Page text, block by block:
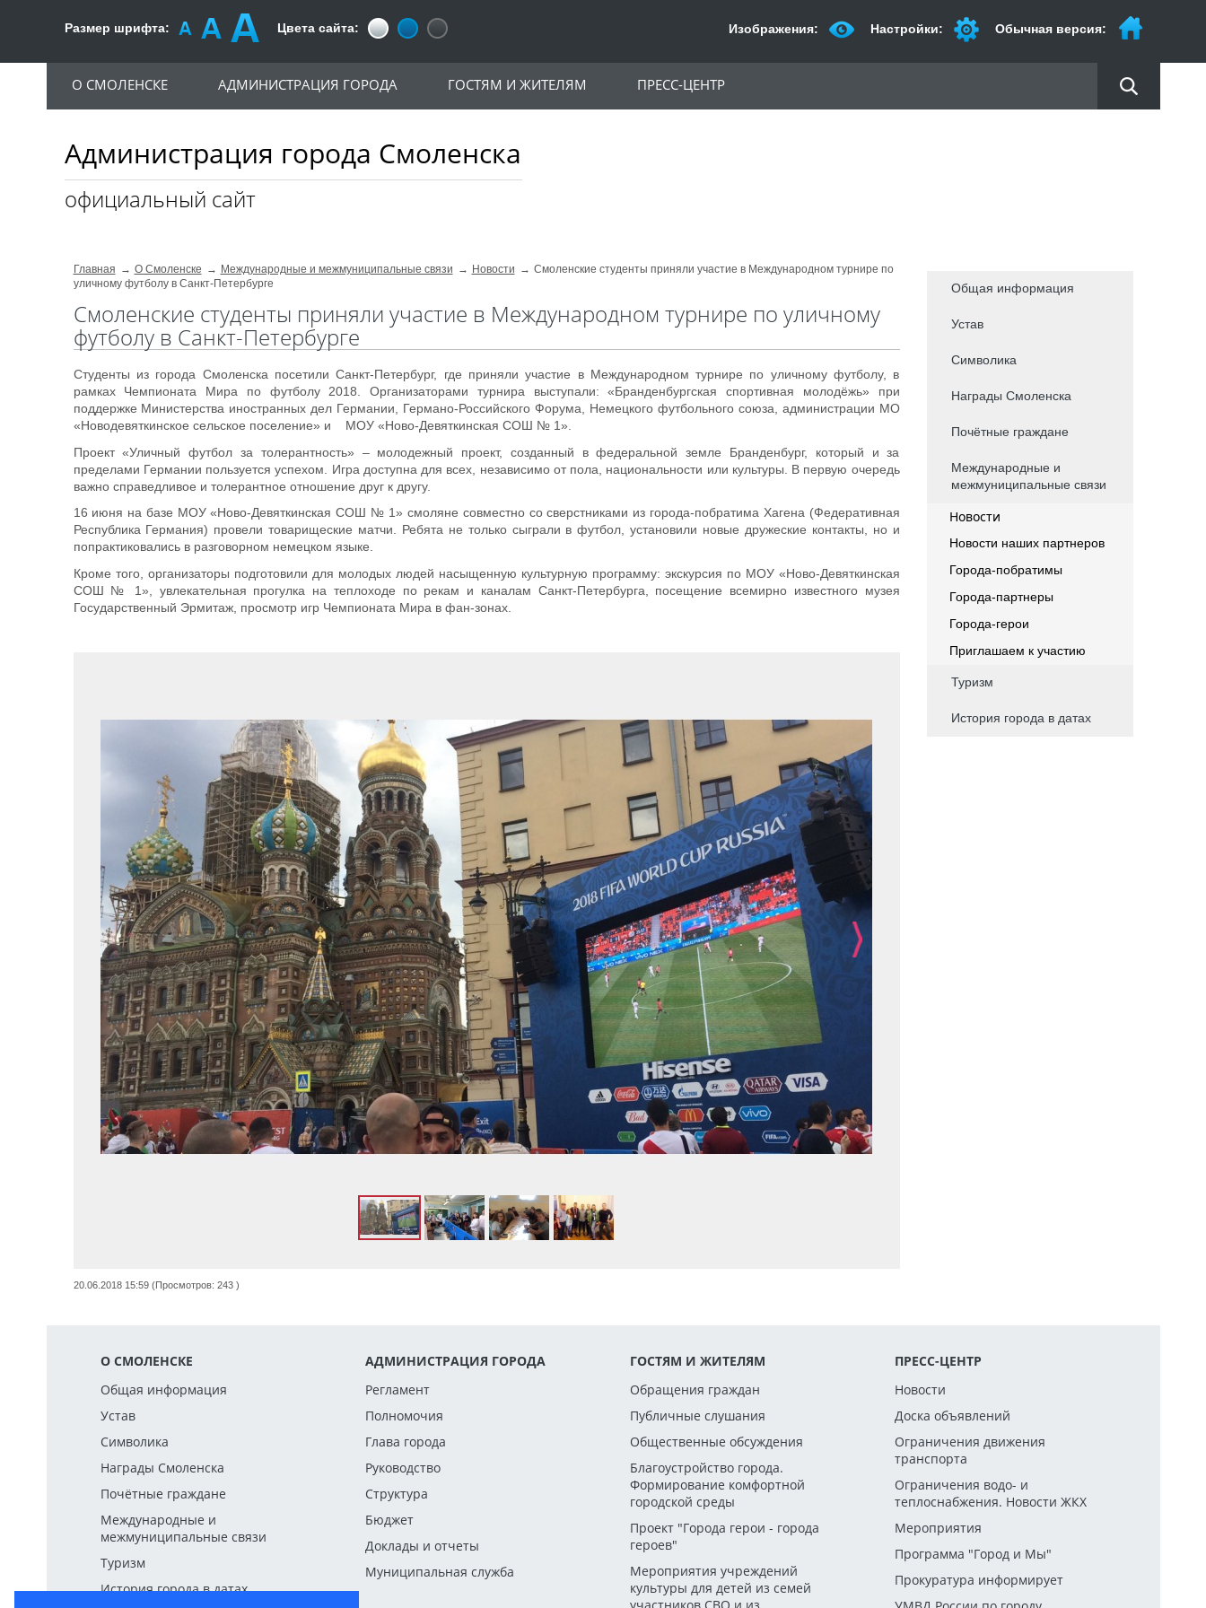
Размер шрифта: Цвета сайта: Изображения: Настройки: Обычная версия:
Администрация города Смоленска
официальный сайт
О СМОЛЕНСКЕ АДМИНИСТРАЦИЯ ГОРОДА ГОСТЯМ И ЖИТЕЛЯМ ПРЕСС-ЦЕНТР
Главная О Смоленске Международные и межмуниципальные связи Новости
Смоленские студенты приняли участие в Международном турнире по
уличному футболу в Санкт-Петербурге
Смоленские студенты приняли участие в Международном турнире по уличному
футболу в Санкт-Петербурге
Студенты из города Смоленска посетили Санкт-Петербург, где приняли участие в Международном турнире по уличному футболу, в
рамках Чемпионата Мира по футболу 2018. Организаторами турнира выступали: «Бранденбургская спортивная молодёжь» при
поддержке Министерства иностранных дел Германии, Германо-Российского Форума, Немецкого футбольного союза, администрации МО
«Новодевяткинское сельское поселение» и МОУ «Ново-Девяткинская СОШ № 1».
Проект «Уличный футбол за толерантность» – молодежный проект, созданный в федеральной земле Бранденбург, который и за
пределами Германии пользуется успехом. Игра доступна для всех, независимо от пола, национальности или культуры. В первую очередь
важно справедливое и толерантное отношение друг к другу.
16 июня на базе МОУ «Ново-Девяткинская СОШ № 1» смоляне совместно со сверстниками из города-побратима Хагена (Федеративная
Республика Германия) провели товарищеские матчи. Ребята не только сыграли в футбол, установили новые дружеские контакты, но и
попрактиковались в разговорном немецком языке.
Кроме того, организаторы подготовили для молодых людей насыщенную культурную программу: экскурсия по МОУ «Ново-Девяткинская
СОШ № 1», увлекательная прогулка на теплоходе по рекам и каналам Санкт-Петербурга, посещение всемирно известного музея
Государственный Эрмитаж, просмотр игр Чемпионата Мира в фан-зонах.
20.06.2018 15:59 (Просмотров: 243 )
Общая информация
Устав
Символика
Награды Смоленска
Почётные граждане
Международные и
межмуниципальные связи
Новости
Новости наших партнеров
Города-побратимы
Города-партнеры
Города-герои
Приглашаем к участию
Туризм
История города в датах
О СМОЛЕНСКЕ
Общая информация
Устав
Символика
Награды Смоленска
Почётные граждане
Международные и
межмуниципальные связи
Туризм
История города в датах
АДМИНИСТРАЦИЯ ГОРОДА
Регламент
Полномочия
Глава города
Руководство
Структура
Бюджет
Доклады и отчеты
Муниципальная служба
ГОСТЯМ И ЖИТЕЛЯМ
Обращения граждан
Публичные слушания
Общественные обсуждения
Благоустройство города.
Формирование комфортной
городской среды
Проект "Города герои - города
героев"
Мероприятия учреждений
культуры для детей из семей
участников СВО и из
ПРЕСС-ЦЕНТР
Новости
Доска объявлений
Ограничения движения
транспорта
Ограничения водо- и
теплоснабжения. Новости ЖКХ
Мероприятия
Программа "Город и Мы"
Прокуратура информирует